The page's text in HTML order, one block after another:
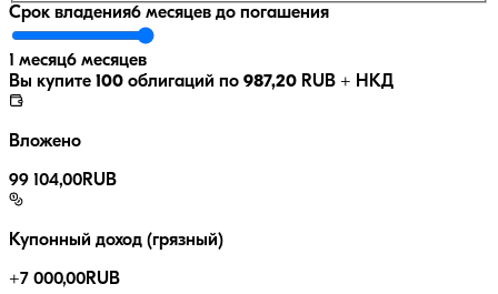
Срок владения6 месяцев до погашения
1 месяц6 месяцев
Вы купите 100 облигаций по 987,20 RUB + НКД
Вложено
99 104,00RUB
Купонный доход (грязный)
+7 000,00RUB